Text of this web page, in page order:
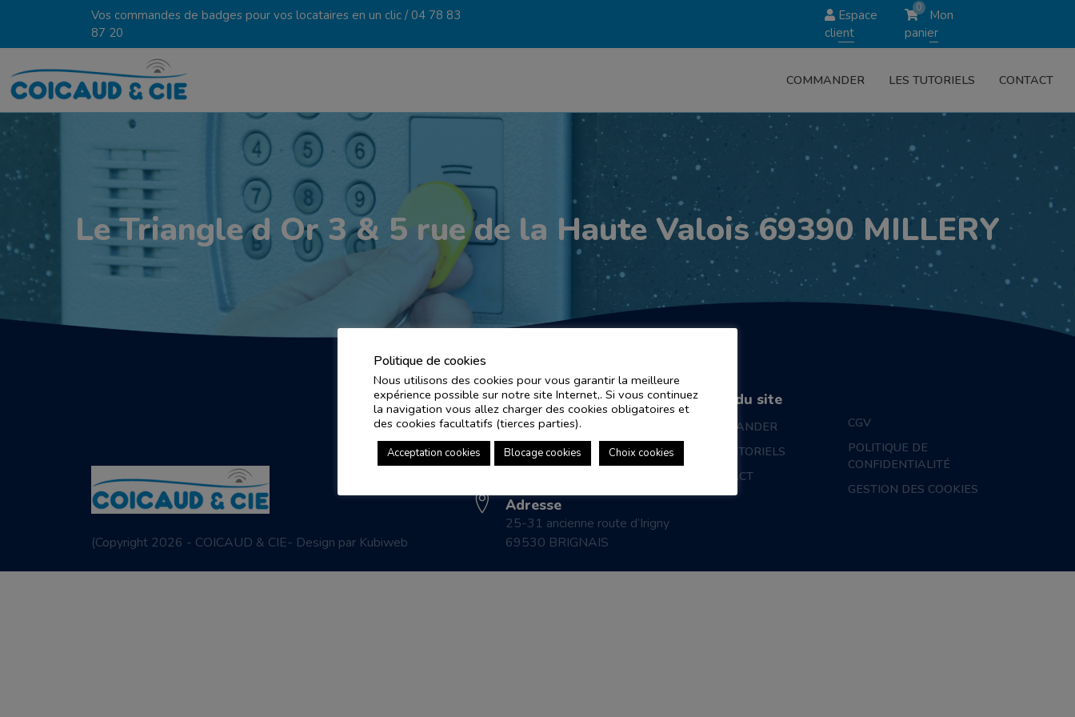
Vos commandes de badges pour vos locataires en un clic /04 78 83
87 20
Espace
client
0
Mon
panier
COMMANDER LES TUTORIELS CONTACT
Le Triangle d Or 3 & 5 rue de la Haute Valois 69390 MILLERY
(Copyright 2026 - COICAUD & CIE- Design par Kubiweb
Adresse e-mail
controle.coicaud@ascenseurnsa.fr
Numéro de téléphone
04 78 83 87 20
Adresse
25-31 ancienne route d’Irigny
69530 BRIGNAIS
Plan du site
COMMANDER
LES TUTORIELS
CONTACT
CGV
POLITIQUE DE
CONFIDENTIALITÉ
GESTION DES COOKIES
Politique de cookies
Nous utilisons des cookies pour vous garantir la meilleure
expérience possible sur notre site Internet,. Si vous continuez
la navigation vous allez charger des cookies obligatoires et
des cookies facultatifs (tierces parties).
Acceptation cookies Blocage cookies Choix cookies